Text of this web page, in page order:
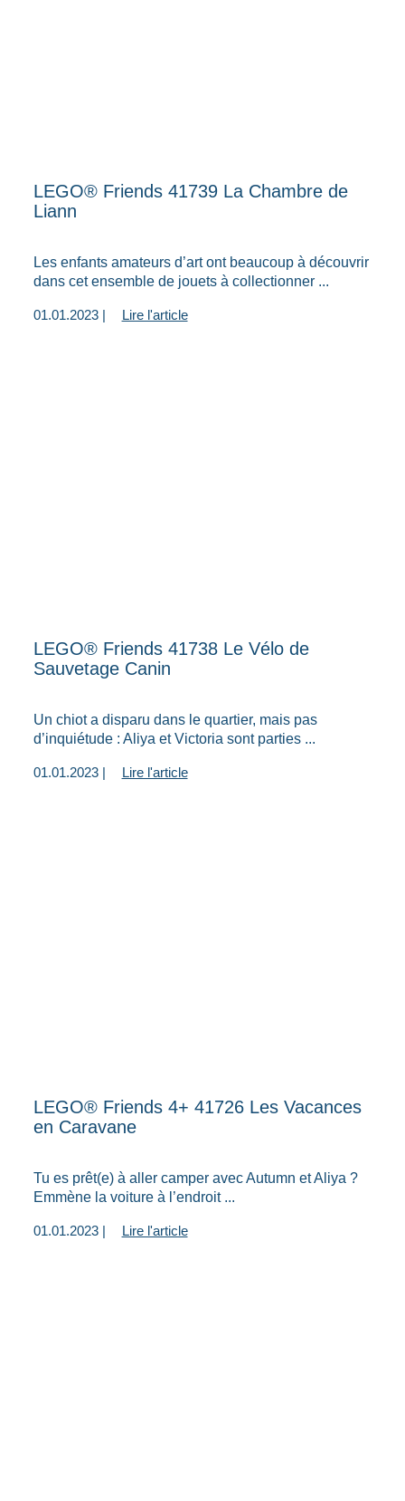
LEGO® Friends 41739 La Chambre de
Liann
Les enfants amateurs d’art ont beaucoup à découvrir
dans cet ensemble de jouets à collectionner ...
01.01.2023 | Lire l'article
LEGO® Friends 41738 Le Vélo de
Sauvetage Canin
Un chiot a disparu dans le quartier, mais pas
d’inquiétude : Aliya et Victoria sont parties ...
01.01.2023 | Lire l'article
LEGO® Friends 4+ 41726 Les Vacances
en Caravane
Tu es prêt(e) à aller camper avec Autumn et Aliya ?
Emmène la voiture à l’endroit ...
01.01.2023 | Lire l'article